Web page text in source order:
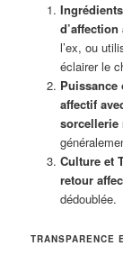
l’ex, ou
éclairer le
Puissance
affectif
sorcellerie
Culture et
retour
dédoublée.
TRANSPARENCE